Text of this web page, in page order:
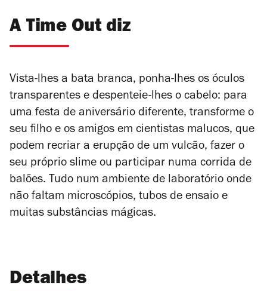
A Time Out diz
Vista-lhes a bata branca, ponha-lhes os óculos
transparentes e despenteie-lhes o cabelo: para
uma festa de aniversário diferente, transforme o
seu filho e os amigos em cientistas malucos, que
podem recriar a erupção de um vulcão, fazer o
seu próprio slime ou participar numa corrida de
balões. Tudo num ambiente de laboratório onde
não faltam microscópios, tubos de ensaio e
muitas substâncias mágicas.
Detalhes